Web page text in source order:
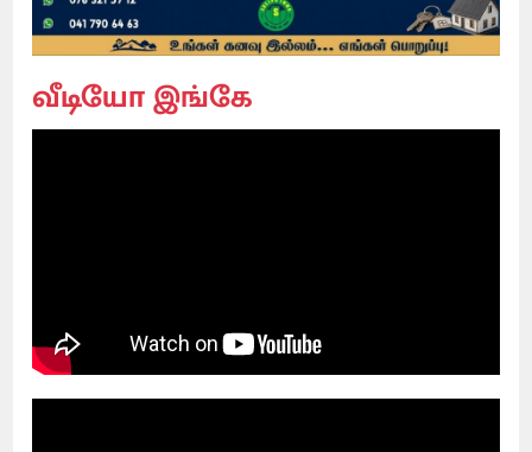
வீடியோ இங்கே